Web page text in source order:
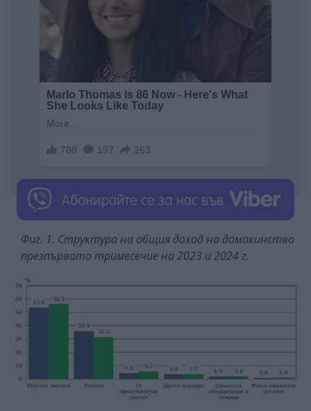
Фиг. 1. Структура на общия доход на домакинство
презпървото тримесечие на 2023 и 2024 г.